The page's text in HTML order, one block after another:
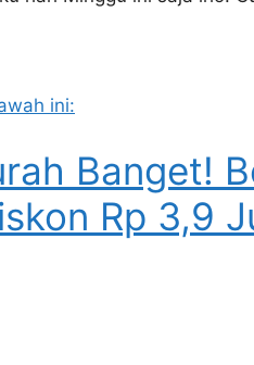
ini:
Banget!
Rp 3,9